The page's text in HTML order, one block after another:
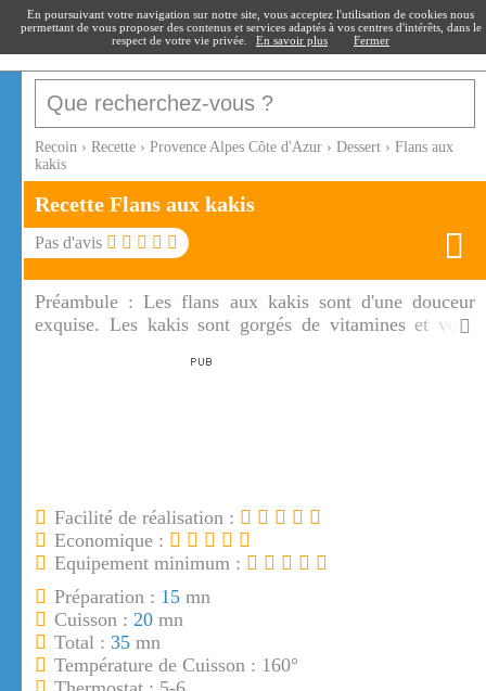
recoin.fr
Recoin › Recette › Provence Alpes Côte d'Azur › Dessert › Flans aux
kakis
Recette Flans aux kakis
Pas d'avis
Préambule :Les flans aux kakis sont d'une douceur
exquise. Les kakis sont gorgés de vitamines et vous
Facilité de réalisation :
Economique :
Equipement minimum :
Préparation : 15 mn
Cuisson : 20 mn
Total : 35 mn
Température de Cuisson : 160°
En poursuivant votre navigation sur notre site, vous acceptez l'utilisation de cookies nous
permettant de vous proposer des contenus et services adaptés à vos centres d'intérêts, dans le
respect de votre vie privée.
En savoir plus Fermer